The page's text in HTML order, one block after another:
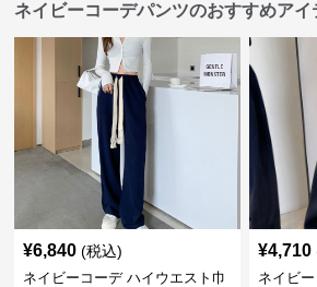
ネイビーコーデパンツのおすすめアイ
¥6,840 (税込)
ネイビーコーデ ハイウエスト巾
¥4,710
ネイビ